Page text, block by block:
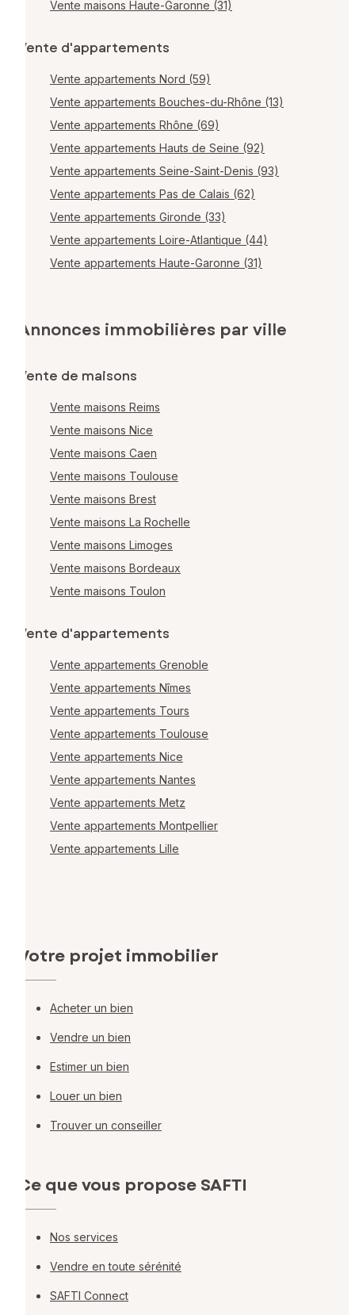
Vente maisons Haute-Garonne (31)
Vente d'appartements
Vente appartements Nord (59)
Vente appartements Bouches-du-Rhône (13)
Vente appartements Rhône (69)
Vente appartements Hauts de Seine (92)
Vente appartements Seine-Saint-Denis (93)
Vente appartements Pas de Calais (62)
Vente appartements Gironde (33)
Vente appartements Loire-Atlantique (44)
Vente appartements Haute-Garonne (31)
Annonces immobilières par ville
Vente de maisons
Vente maisons Reims
Vente maisons Nice
Vente maisons Caen
Vente maisons Toulouse
Vente maisons Brest
Vente maisons La Rochelle
Vente maisons Limoges
Vente maisons Bordeaux
Vente maisons Toulon
Vente d'appartements
Vente appartements Grenoble
Vente appartements Nîmes
Vente appartements Tours
Vente appartements Toulouse
Vente appartements Nice
Vente appartements Nantes
Vente appartements Metz
Vente appartements Montpellier
Vente appartements Lille
Votre projet immobilier
Acheter un bien
Vendre un bien
Estimer un bien
Louer un bien
Trouver un conseiller
Ce que vous propose SAFTI
Nos services
Vendre en toute sérénité
SAFTI Connect